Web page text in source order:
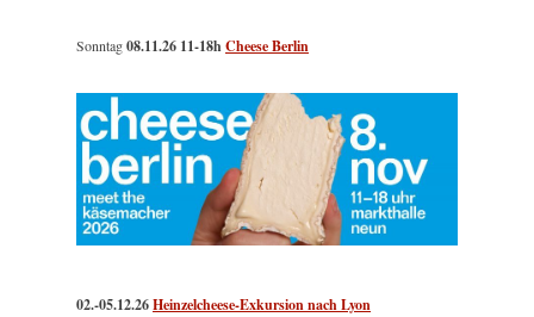
Sonntag08.11.26 11-18hCheese Berlin
02.-05.12.26Heinzelcheese-Exkursion nach Lyon